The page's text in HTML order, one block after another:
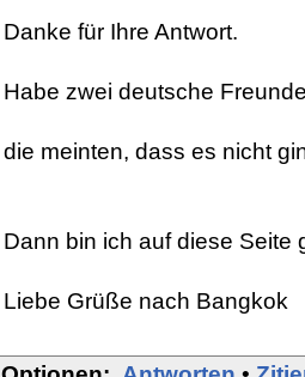
Danke für Ihre Antwort.
Habe zwei deutsche
die meinten, dass es nicht
Dann bin ich auf diese
Liebe Grüße nach Bangkok